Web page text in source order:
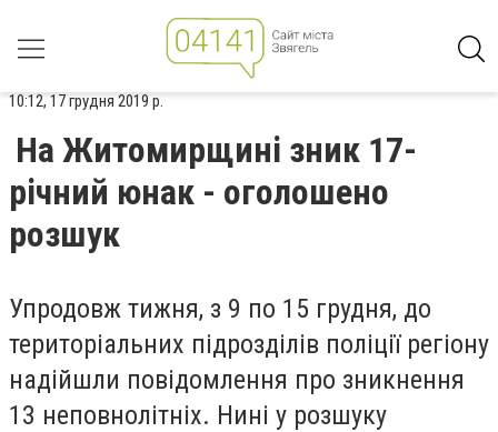
10:12, 17 грудня 2019 р.
На Житомирщині зник 17-
річний юнак - оголошено
розшук
Упродовж тижня, з 9 по 15 грудня, до
територіальних підрозділів поліції регіону
надійшли повідомлення про зникнення
13 неповнолітніх. Нині у розшуку